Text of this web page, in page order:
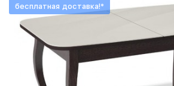
бесплатная доставка!*